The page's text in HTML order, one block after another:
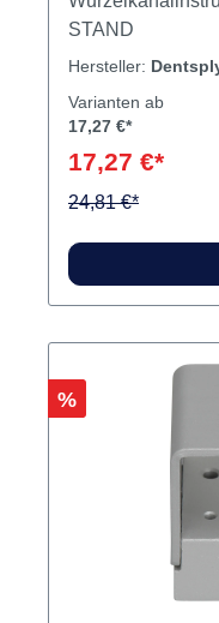
STAND
Hersteller:
Varianten ab
17,27 €*
17,27 €*
24,81 €*
Rabatt
%